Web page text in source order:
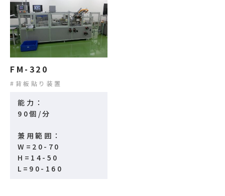
FM-320
背板貼り装置
能力：
90個/分
兼用範囲：
W=20-70
H=14-50
L=90-160